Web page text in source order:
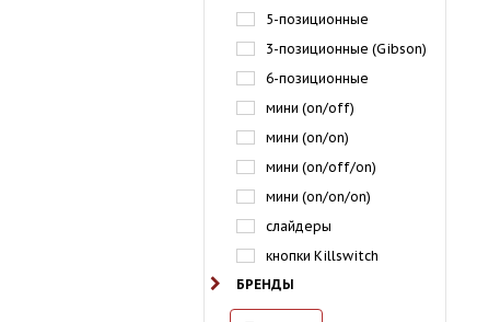
5-позиционные
3-позиционные (Gibson)
6-позиционные
мини (on/off)
мини (on/on)
мини (on/off/on)
мини (on/on/on)
слайдеры
кнопки Killswitch
БРЕНДЫ